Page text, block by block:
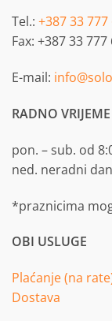
Tel.: +387 33 777
Fax: +387 33 777
E-mail:
RADNO VRIJEME
pon. – sub. od
ned. neradni dan
*praznicima
OBI USLUGE
Plaćanje (na
Dostava